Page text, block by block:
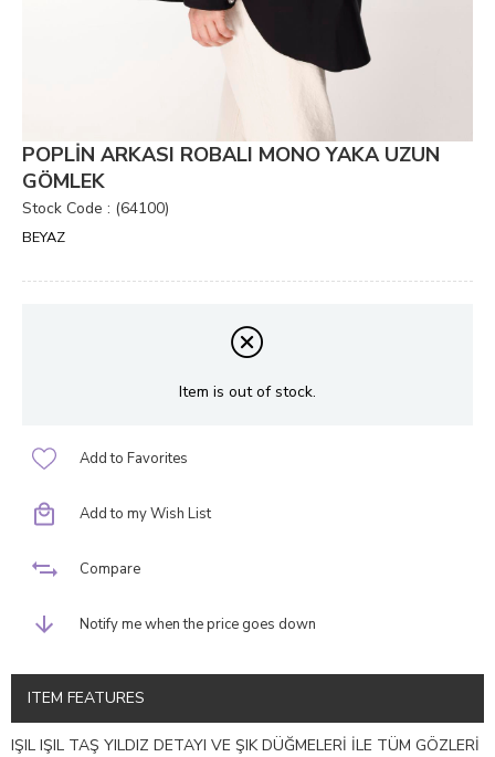
POPLİN ARKASI ROBALI MONO YAKA UZUN
GÖMLEK
Stock Code (64100)
BEYAZ
Item is out of stock.
Add to Favorites
Add to my Wish List
Compare
Notify me when the price goes down
ITEM FEATURES
IŞIL IŞIL TAŞ YILDIZ DETAYI VE ŞIK DÜĞMELERİ İLE TÜM GÖZLERİ